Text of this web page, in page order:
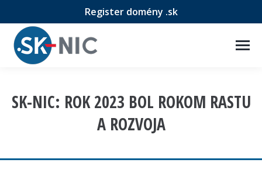
Register domény .sk
SK-NIC: ROK 2023 BOL ROKOM RASTU
A ROZVOJA